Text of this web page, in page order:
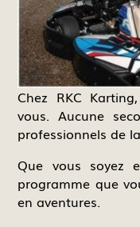
Chez RKC
vous. Aucune
professionnels de
Que vous soyez
programme que
en aventures.